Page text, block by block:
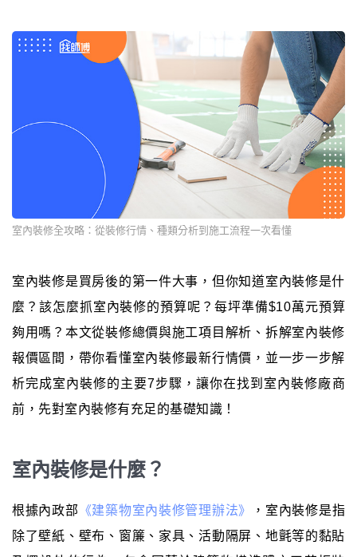
室內裝修全攻略：從裝修行情、種類分析到施工流程一次看懂
室內裝修是買房後的第一件大事，但你知道室內裝修是什
麼？該怎麼抓室內裝修的預算呢？每坪準備$10萬元預算
夠用嗎？本文從裝修總價與施工項目解析、拆解室內裝修
報價區間，帶你看懂室內裝修最新行情價，並一步一步解
析完成室內裝修的主要7步驟，讓你在找到室內裝修廠商
前，先對室內裝修有充足的基礎知識！
室內裝修是什麼？
根據內政部 《建築物室內裝修管理辦法》
，室內裝修是指
除了壁紙、壁布、窗簾、家具、活動隔屏、地氈等的黏貼